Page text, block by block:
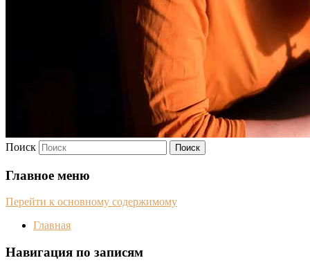
Поиск
Главное меню
Перейти к основному содержимому
Главная
Навигация по записям